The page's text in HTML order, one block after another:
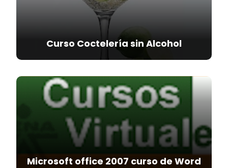
Curso Coctelería sin Alcohol
Microsoft office 2007 curso de Word